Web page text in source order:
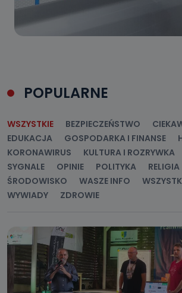
POPULARNE
WSZYSTKIE BEZPIECZEŃSTWO
EDUKACJA
GOSPODARKA I FINANSE
KORONAWIRUS
KULTURA I ROZRYWKA
SYGNALE
OPINIE POLITYKA RELIGIA
ŚRODOWISKO
WASZE INFO
WYWIADY
ZDROWIE